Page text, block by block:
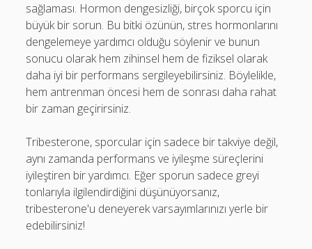
sağlaması. Hormon dengesizliği, birçok sporcu için
büyük bir sorun. Bu bitki özünün, stres hormonlarını
dengelemeye yardımcı olduğu söylenir ve bunun
sonucu olarak hem zihinsel hem de fiziksel olarak
daha iyi bir performans sergileyebilirsiniz. Böylelikle,
hem antrenman öncesi hem de sonrası daha rahat
bir zaman geçirirsiniz.
Tribesterone, sporcular için sadece bir takviye değil,
aynı zamanda performans ve iyileşme süreçlerini
iyileştiren bir yardımcı. Eğer sporun sadece greyi
tonlarıyla ilgilendirdiğini düşünüyorsanız,
tribesterone'u deneyerek varsayımlarınızı yerle bir
edebilirsiniz!